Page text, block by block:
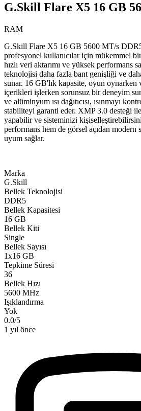
G.Skill Flare X5 16 GB
RAM
G.Skill Flare X5 16 GB 5600 MT/s
profesyonel kullanıcılar için mükemmel
hızlı veri aktarımı ve yüksek performans
teknolojisi daha fazla bant genişliği ve
sunar. 16 GB'lık kapasite, oyun oynarken
içerikleri işlerken sorunsuz bir deneyim
ve alüminyum ısı dağıtıcısı, ısınmayı
stabiliteyi garanti eder. XMP 3.0 desteği ile
yapabilir ve sisteminizi
performans hem de görsel açıdan
uyum sağlar.
Marka
G.Skill
Bellek Teknolojisi
DDR5
Bellek Kapasitesi
16 GB
Bellek Kiti
Single
Bellek Sayısı
1x16 GB
Tepkime Süresi
36
Bellek Hızı
5600 MHz
Işıklandırma
Yok
0.0/5
1 yıl önce